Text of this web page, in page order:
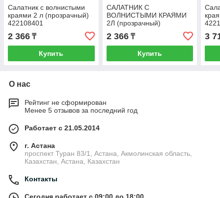
Салатник с волнистыми
краями 2 л (прозрачный)
422108401
2 366 ₸
Купить
САЛАТНИК С
ВОЛНИСТЫМИ КРАЯМИ
2Л (прозрачный)
2 366₸
Купить
3
О нас
Рейтинг не сформирован
Менее 5 отзывов за последний год
Работает с 21.05.2014
г. Астана
проспект Туран 83/1, Астана, Акмолинская область,
Казахстан, Астана, Казахстан
Контакты